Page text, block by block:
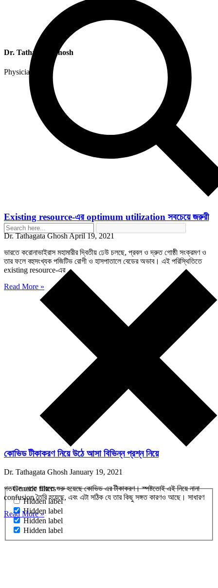
Generic filters
Hidden label
Hidden label
Hidden label
Hidden label
Dr. Tathagata Ghosh
Physician
Existing resource-এর optimum utilization সবচেয়ে জরুরী
Dr. Tathagata GhoshApril 19, 2021
ভারতে করোনাভাইরাস মহামারীর দ্বিতীয় ঢেউ চলছে, প্রবল ও দ্রুত গোষ্ঠী সংক্রমণ ও
তার ফলে বহুসংখ্যক পজিটিভ রোগী ও হাসপাতালে বেডের অভাব। এই পরিস্থিতিতে
existing resource-এর
Read More »
কোভিড টীকাকরণ নিয়ে উঠে আসা বিভিন্ন প্রশ্ন নিয়ে
Dr. Tathagata Ghosh January 19, 2021
গতকাল থেকে ভারতে শুরু হয়েছে কোভিড এর টীকাকরণ। স্পষ্টতোই এই নিয়ে নানা
confusion তৈরি হয়েছে, এবং এটা সঠিক যে তার কিছু সঙ্গত কারণও আছে। সাধারণ
Read More »